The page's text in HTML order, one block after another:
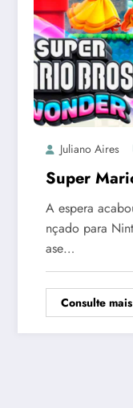
Juliano Aires
Super
A espera
nçado para
ase…
Consulte